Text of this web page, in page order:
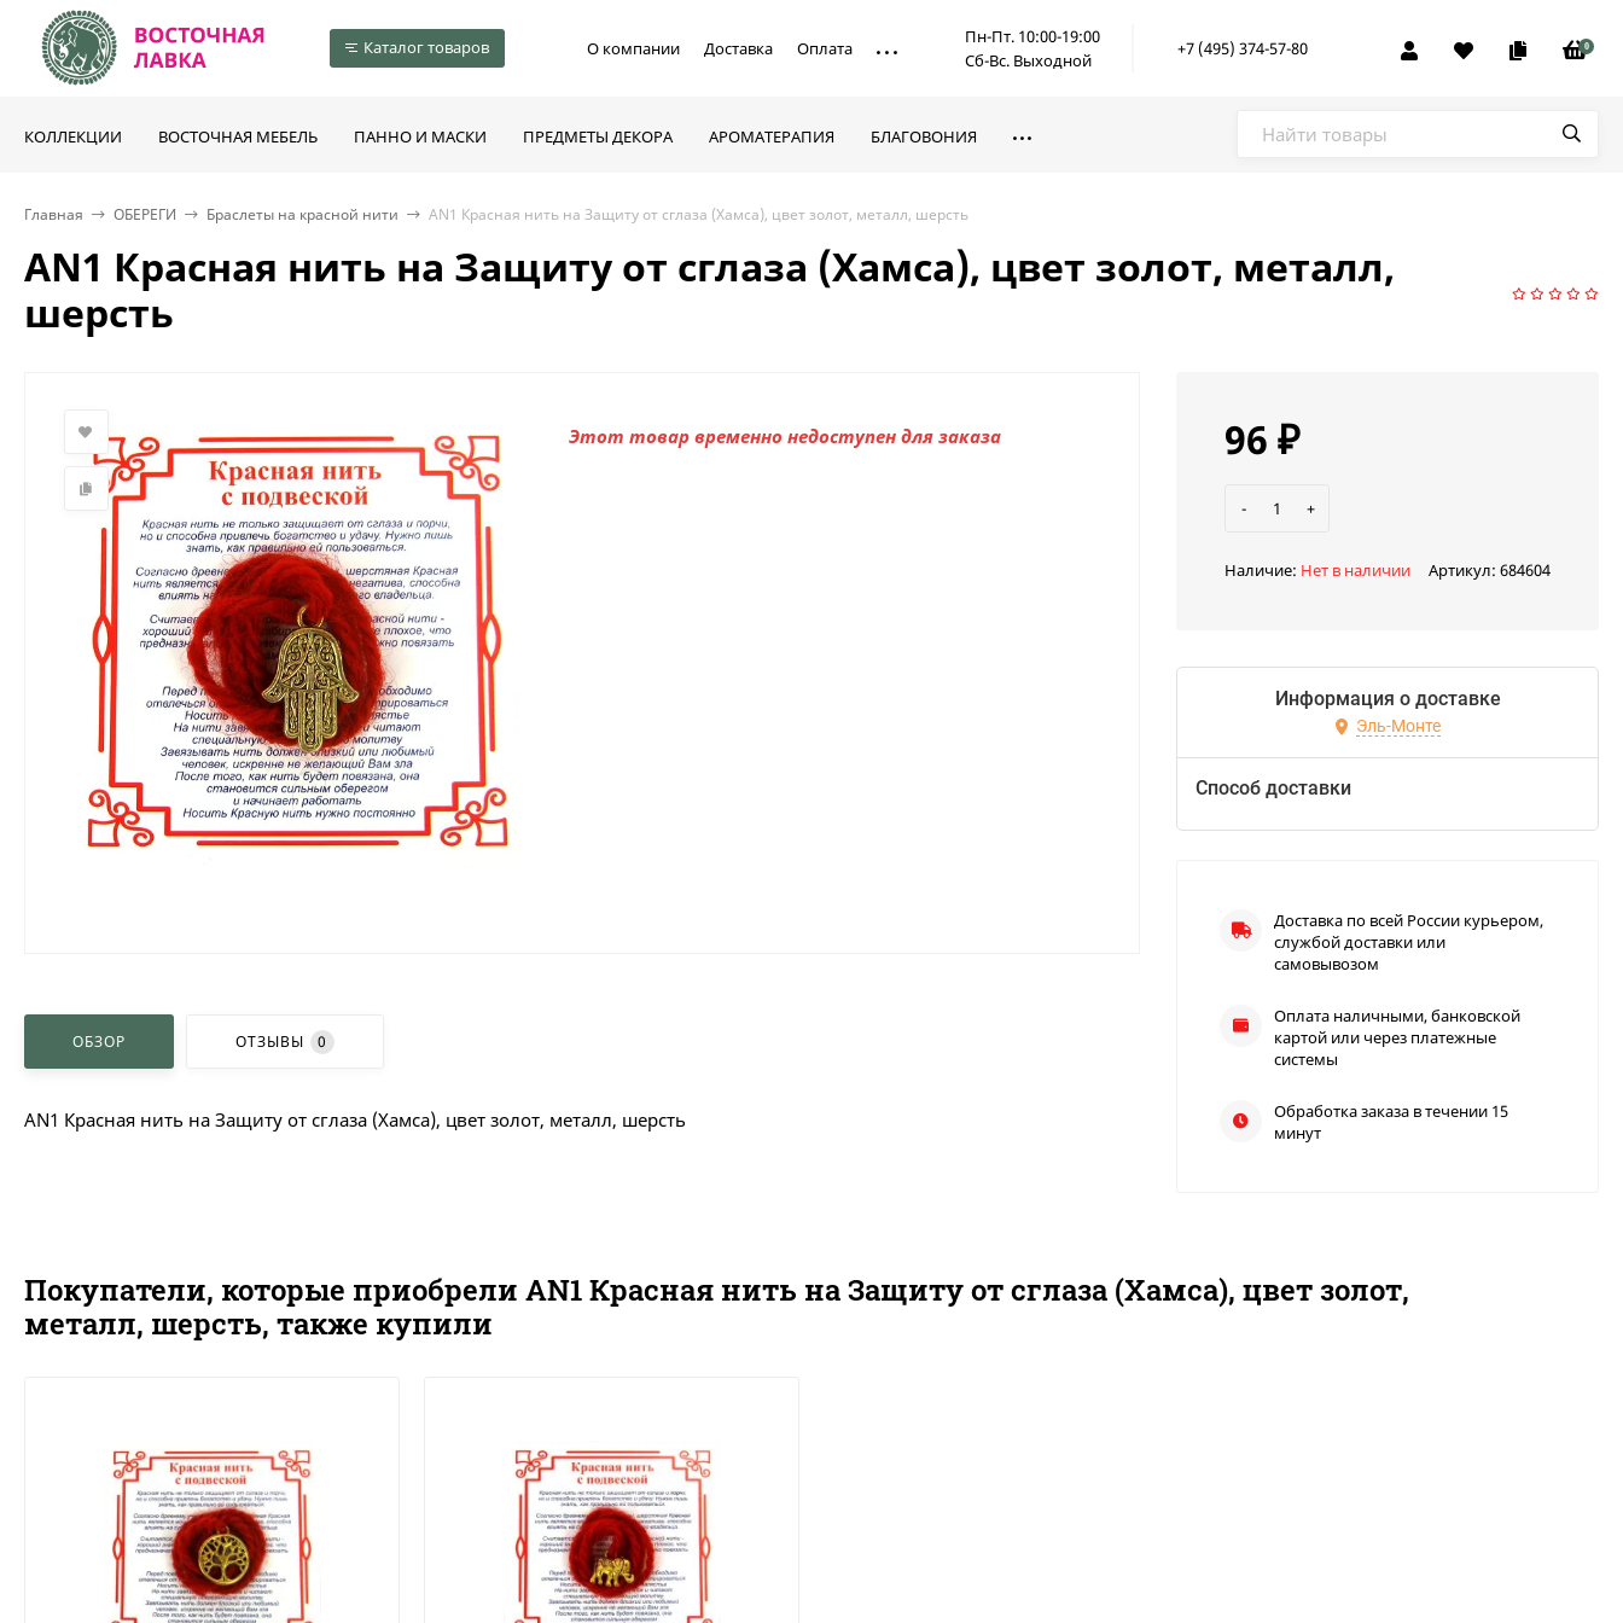
Каталог товаров О компании Доставка Оплата
Пн-Пт. 10:00-19:00
Сб-Вс. Выходной
+7 (495) 374-57-80 0
КОЛЛЕКЦИИ ВОСТОЧНАЯ МЕБЕЛЬ ПАННО И МАСКИ ПРЕДМЕТЫ ДЕКОРА АРОМАТЕРАПИЯ БЛАГОВОНИЯ
Главная ОБЕРЕГИ Браслеты на красной нити AN1 Красная нить на Защиту от сглаза (Хамса), цвет золот, металл, шерсть
AN1 Красная нить на Защиту от сглаза (Хамса), цвет золот, металл,
шерсть
Этот товар временно недоступен для заказа
ОБЗОР ОТЗЫВЫ 0
AN1 Красная нить на Защиту от сглаза (Хамса), цвет золот, металл, шерсть
96 ₽
- +
Наличие: Нет в наличии Артикул: 684604
Информация о доставке
Эль-Монте
Способ доставки
Доставка по всей России курьером,
службой доставки или
самовывозом
Оплата наличными, банковской
картой или через платежные
системы
Обработка заказа в течении 15
минут
Покупатели, которые приобрели AN1 Красная нить на Защиту от сглаза (Хамса), цвет золот,
металл, шерсть, также купили